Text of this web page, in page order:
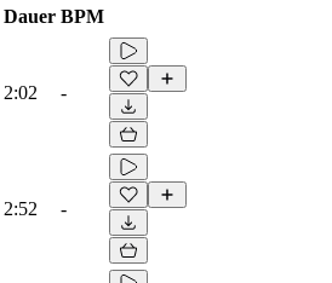
Dauer BPM
2:02 -
2:52 -